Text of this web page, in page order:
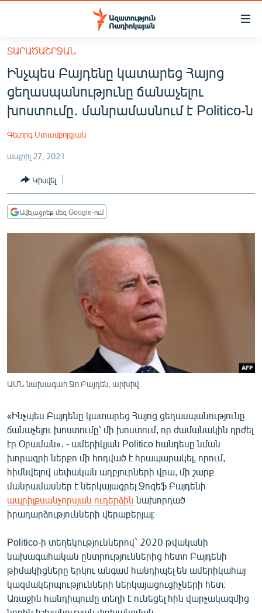
Մատչելիության
հիմնական
բովանդակությանը
Անցնել
հիմնական
մենյուին
ՀԱՅԱՍՏԱՆ
ՔԱՂԱՔԱԿԱՆ
ՏՆՏԵՍՈՒԹՅՈՒՆ
ՂԱՐԱԲԱՂ
ՄԵԿՆԱԲԱՆՈՒԹՅՈՒՆ
ՏԵՍԱՆՅՈՒԹԵՐ
ԲԱՆԱՎԵՃ
ՁԳՏԵԼՈՎ ԼԱՎԱԳՈՒՅՆԻՆ
ՓՈԴՔԱՍԹ
Հայերեն
Русский
ՀԵՏԵՎԵՔ ՄԵԶ
ՏԱՐԱԾԱՇՐՋԱՆ
Ինչպես Բայդենը կատարեց Հայոց
ցեղասպանությունը ճանաչելու
խոստումը․ մանրամասնում է Politico-ն
Գեւորգ Ստամբոլցյան
ապրիլ 27, 2021
Կիսվել
Ավելացրեք մեզ Google-ում
ԱՄՆ նախագահ Ջո Բայդեն, արխիվ
«Ինչպես Բայդենը կատարեց Հայոց ցեղասպանությունը
ճանաչելու խոստումը՝ մի խոստում, որ ժամանակին դրժել
էր Օբաման»․ - ամերիկյան Politico հանդեսը նման
խորագրի ներքո մի հոդված է հրապարակել, որում,
հիմնվելով սեփական աղբյուրների վրա, մի շարք
մանրամասներ է ներկայացրել Ջոզեֆ Բայդենի
ապրիլքսանչորսյան ուղերձին նախորդած
իրադարձությունների վերաբերյալ։
Politico-ի տեղեկություններով` 2020 թվականի
նախագահական ընտրություններից հետո Բայդենի
թիմակիցները երկու անգամ հանդիպել են ամերիկահայ
կազմակերպությունների ներկայացուցիչների հետ։
Առաջին հանդիպումը տեղի է ունեցել հին վարչակազմից